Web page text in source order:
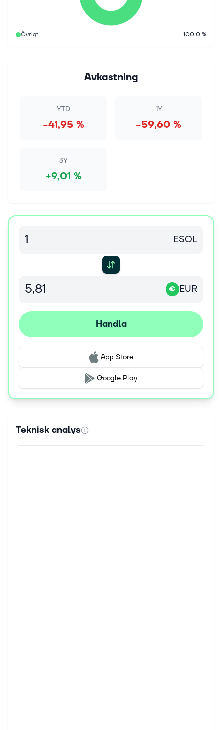
Övrigt 100,0 %
Avkastning
YTD
−41,95 %
1Y
−59,60 %
3Y
+9,01 %
ESOL
€ EUR
Handla
App Store
Google Play
Teknisk analys